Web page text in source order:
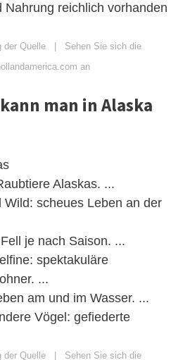
Nahrung reichlich vorhanden
der Quelle
Sehen Sie sich die
an
man in Alaska
Alaskas. ...
Wild: scheues Leben an der
je nach Saison. ...
spektakuläre
...
am und im Wasser. ...
Vögel: gefiederte
der Quelle
Sehen Sie sich die